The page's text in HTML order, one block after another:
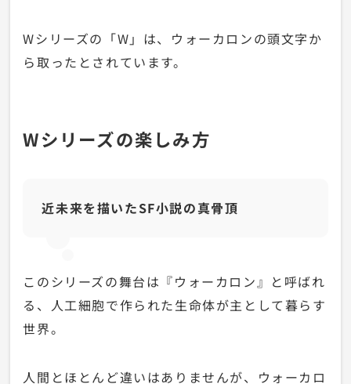
Wシリーズの「W」は、ウォーカロンの頭文字か
ら取ったとされています。
Wシリーズの楽しみ方
近未来を描いたSF小説の真骨頂
このシリーズの舞台は『ウォーカロン』と呼ばれ
る、人工細胞で作られた生命体が主として暮らす
世界。
人間とほとんど違いはありませんが、ウォーカロ